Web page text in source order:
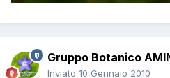
Gruppo Botanico
Inviato 10 Gennaio 2010